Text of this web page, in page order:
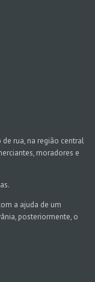
rua, na região central
moradores e
a ajuda de um
posteriormente, o